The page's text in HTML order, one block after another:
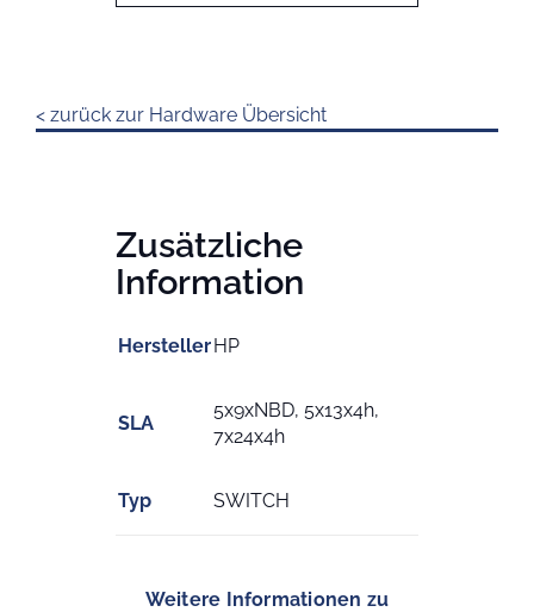
< zurück zur Hardware Übersicht
Zusätzliche
Information
HerstellerHP
SLA
5x9xNBD, 5x13x4h,
7x24x4h
Typ SWITCH
Weitere Informationen zu